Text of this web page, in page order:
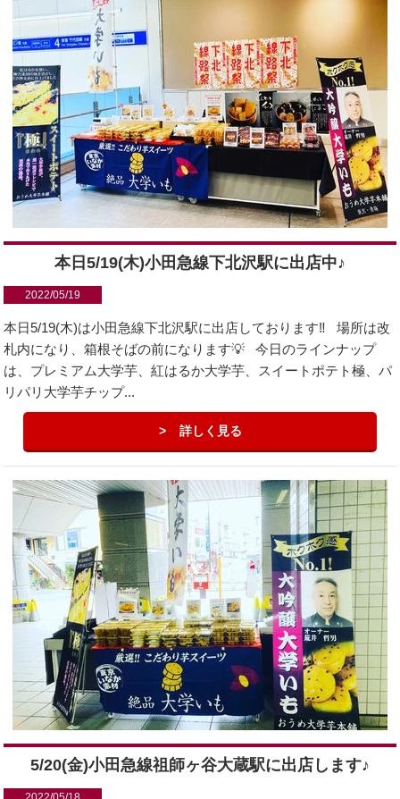
本日5/19(木)小田急線下北沢駅に出店中♪
2022/05/19
本日5/19(木)は小田急線下北沢駅に出店しております‼️ 場所は改
札内になり、箱根そばの前になります💡 今日のラインナップ
は、プレミアム大学芋、紅はるか大学芋、スイートポテト極、パ
リパリ大学芋チップ...
詳しく見る
5/20(金)小田急線祖師ヶ谷大蔵駅に出店します♪